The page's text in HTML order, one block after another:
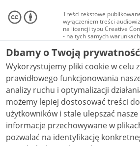
Treści tekstowe
wyłączeniem treści
na licencji typu Creative
- na tych samych
Materiały audiowizualne, w
audio i wideo, są
Creative Commons:
niekomercyjne - bez
NC-ND 4.0), o ile nie jest to
Dbamy o Twoją prywatność
Wykorzystujemy pliki cookie w celu
prawidłowego funkcjonowania
analizy ruchu i optymalizacji działania
możemy lepiej dostosować treści
użytkowników i stale ulepszać nasze usługi.
informacje przechowywane w
pozwalać na identyfikację